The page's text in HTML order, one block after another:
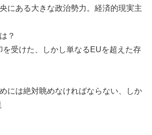
にある大きな政治勢力。経済的現実主
？
を受けた、しかし単なるEUを超えた存
には絶対眺めなければならない、しか